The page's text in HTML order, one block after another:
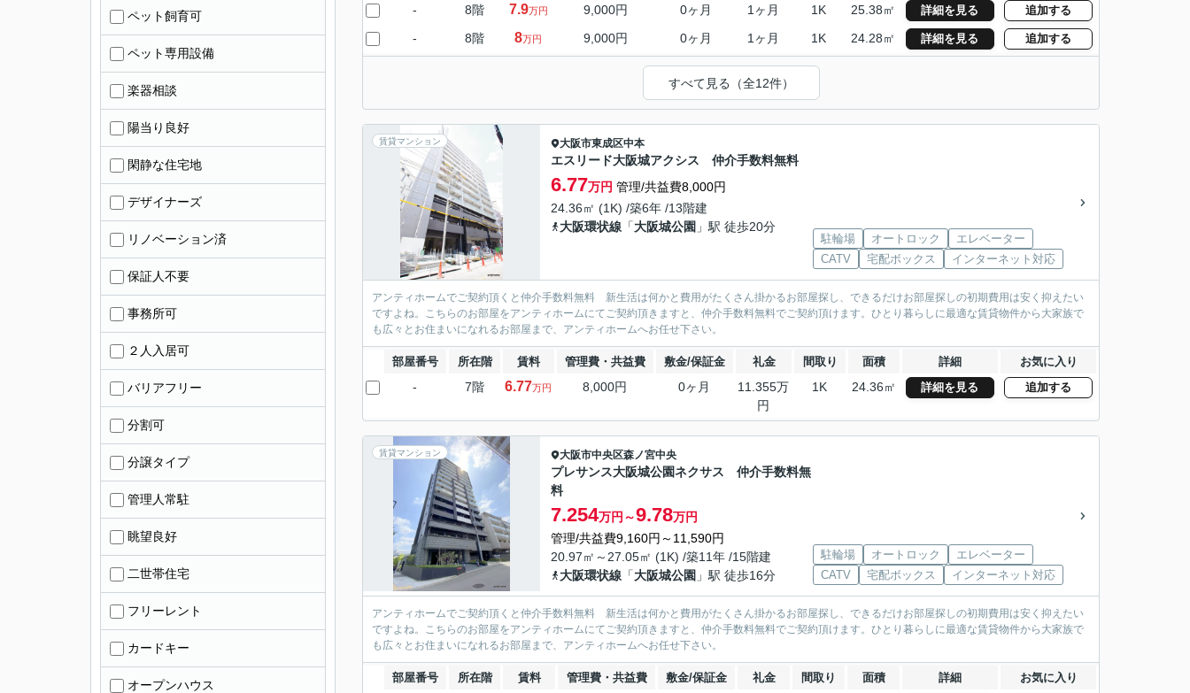
- 8階 7.9万円 9,000円 0ヶ月 1ヶ月 1K 25.38㎡ 詳細を見る 追加する
- 8階 8万円 9,000円 0ヶ月 1ヶ月 1K 24.28㎡ 詳細を見る 追加する
すべて見る（全12件）
賃貸マンション 大阪市東成区中本
エスリード大阪城アクシス 仲介手数料無料
6.77万円 管理/共益費8,000円
24.36㎡ (1K) /築6年 /13階建
大阪環状線 「大阪城公園 」駅 徒歩20分
駐輪場 オートロック
エレベーター
CATV
宅配ボックス インターネット対応
アンティホームでご契約頂くと仲介手数料無料 新生活は何かと費用がたくさん掛かるお部屋探し、できるだけお部屋探しの初期費用は安く抑えたい
ですよね。こちらのお部屋をアンティホームにてご契約頂きますと、仲介手数料無料でご契約頂けます。ひとり暮らしに最適な賃貸物件から大家族で
も広々とお住まいになれるお部屋まで、アンティホームへお任せ下さい。
部屋番号 所在階 賃料 管理費・共益費 敷金/保証金 礼金 間取り 面積 詳細 お気に入り
- 7階 6.77万円 8,000円 0ヶ月
11.355万
円
1K 24.36㎡ 詳細を見る 追加する
賃貸マンション 大阪市中央区森ノ宮中央
プレサンス大阪城公園ネクサス 仲介手数料無
料
7.254万円～9.78万円
管理/共益費9,160円～11,590円
20.97㎡～27.05㎡ (1K) /築11年 /15階建
大阪環状線 「大阪城公園 」駅 徒歩16分
駐輪場 オートロック
エレベーター
CATV
宅配ボックス インターネット対応
アンティホームでご契約頂くと仲介手数料無料 新生活は何かと費用がたくさん掛かるお部屋探し、できるだけお部屋探しの初期費用は安く抑えたい
ですよね。こちらのお部屋をアンティホームにてご契約頂きますと、仲介手数料無料でご契約頂けます。ひとり暮らしに最適な賃貸物件から大家族で
も広々とお住まいになれるお部屋まで、アンティホームへお任せ下さい。
部屋番号 所在階 賃料 管理費・共益費 敷金/保証金 礼金 間取り 面積 詳細 お気に入り
ペット飼育可
ペット専用設備
楽器相談
陽当り良好
閑静な住宅地
デザイナーズ
リノベーション済
保証人不要
事務所可
２人入居可
バリアフリー
分割可
分譲タイプ
管理人常駐
眺望良好
二世帯住宅
フリーレント
カードキー
オープンハウス